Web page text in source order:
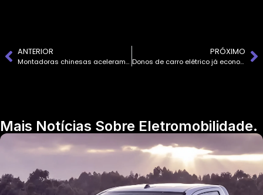
ANTERIOR
Montadoras chinesas aceleram expansão global
PRÓXIMO
Donos de carro elétrico já economizaram até 76% em combustível!
Mais Notícias Sobre Eletromobilidade.